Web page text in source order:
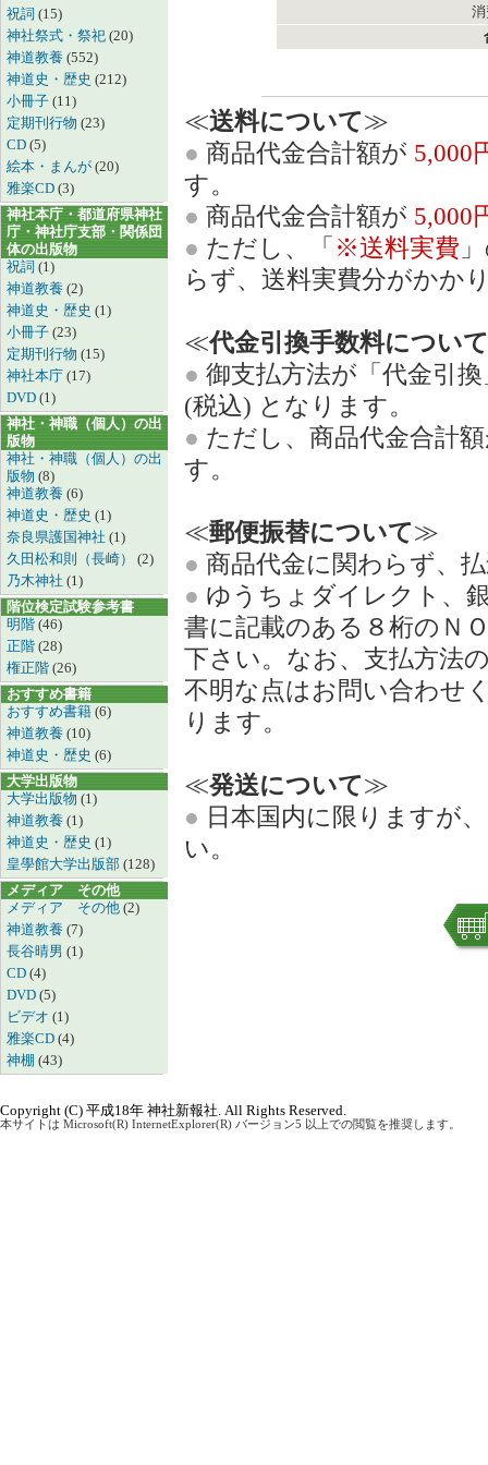
祝詞 (15)
神社祭式・祭祀 (20)
神道教養 (552)
神道史・歴史 (212)
小冊子 (11)
定期刊行物 (23)
CD (5)
絵本・まんが (20)
雅楽CD (3)
神社本庁・都道府県神社
庁・神社庁支部・関係団
体の出版物
祝詞 (1)
神道教養 (2)
神道史・歴史 (1)
小冊子 (23)
定期刊行物 (15)
神社本庁 (17)
DVD (1)
神社・神職（個人）の出
版物
神社・神職（個人）の出
版物 (8)
神道教養 (6)
神道史・歴史 (1)
奈良県護国神社 (1)
久田松和則（長崎） (2)
乃木神社 (1)
階位検定試験参考書
明階 (46)
正階 (28)
権正階 (26)
おすすめ書籍
おすすめ書籍 (6)
神道教養 (10)
神道史・歴史 (6)
大学出版物
大学出版物 (1)
神道教養 (1)
神道史・歴史 (1)
皇學館大学出版部 (128)
メディア その他
メディア その他 (2)
神道教養 (7)
長谷晴男 (1)
CD (4)
DVD (5)
ビデオ (1)
雅楽CD (4)
神棚 (43)
≪送料について≫
● 商品代金合計額が 5,000
す。
● 商品代金合計額が 5,000
● ただし、「 ※送料実費
らず、送料実費分がかか
≪代金引換手数料について
● 御支払方法が「代金引
(税込) となります。
● ただし、商品代金合計
す。
≪郵便振替について≫
● 商品代金に関わらず、
● ゆうちょダイレクト、
書に記載のある８桁のＮ
下さい。なお、支払方法
不明な点はお問い合わせ
ります。
≪発送について≫
● 日本国内に限りますが
い。
Copyright (C) 平成18年 神社新報社. All Rights Reserved.
本サイトは Microsoft(R) InternetExplorer(R) バージョン5 以上での閲覧を推奨します。